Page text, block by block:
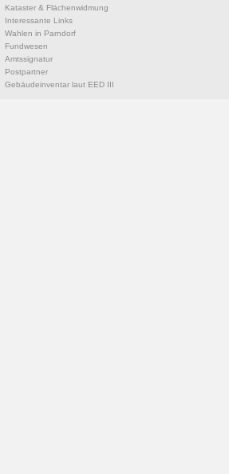
Kataster & Flächenwidmung
Interessante Links
Wahlen in Parndorf
Fundwesen
Amtssignatur
Postpartner
Gebäudeinventar laut EED III